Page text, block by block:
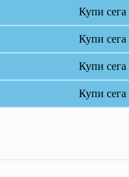
Купи сега
Купи сега
Купи сега
Купи сега